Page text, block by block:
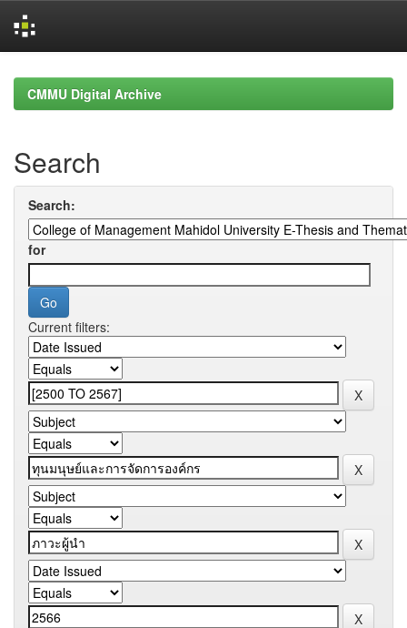
navigationCMMU Digital Archive
Search
Search:
for
Current filters: